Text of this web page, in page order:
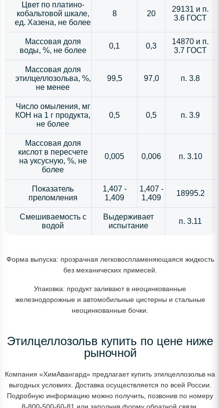
Цвет по платино-
кобальтовой шкале,
ед. Хазена, не более
8 20
29131 и п.
3.6 ГОСТ
Массовая доля
воды, %, не более
0,1 0,3
14870 и п.
3.7 ГОСТ
Массовая доля
этилцеллозольва, %,
не менее
99,5 97,0 п. 3.8
Число омыления, мг
КОН на 1 г продукта,
не более
0,5 0,5 п. 3.9
Массовая доля
кислот в пересчете
на уксусную, %, не
более
0,005 0,006 п. 3.10
Показатель
преломления
1,407 -
1,409
1,407 -
1,409
18995.2
Смешиваемость с
водой
Выдерживает
испытание
п. 3.11
Форма выпуска: прозрачная легковоспламеняющаяся жидкость
без механических примесей.
Упаковка: продукт заливают в неоцинкованные
железнодорожные и автомобильные цистерны и стальные
неоцинкованные бочки.
Этилцеллозольв купить по цене ниже
рыночной
Компания «ХимАвангард» предлагает купить этилцеллозольв на
выгодных условиях. Доставка осуществляется по всей России.
Подробную информацию можно получить, позвонив по номеру